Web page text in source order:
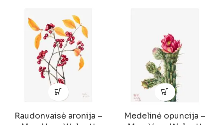
Raudonvaisė aronija –
Medelinė opuncija –